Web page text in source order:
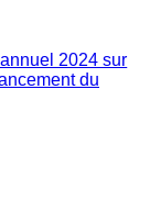
2024 sur
du